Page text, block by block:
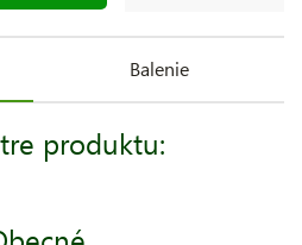
Balenie
produktu: